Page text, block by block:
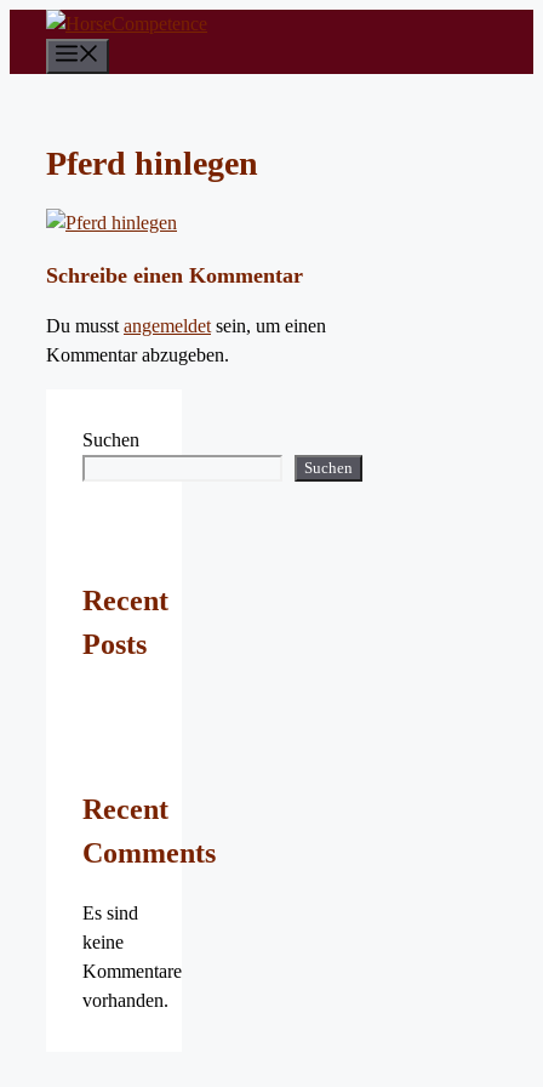
springen
Pferd hinlegen
Schreibe einen Kommentar
Du musst angemeldet sein, um einen
Kommentar abzugeben.
Suchen
Suchen
Recent
Posts
Recent
Comments
Es sind
keine
Kommentare
vorhanden.